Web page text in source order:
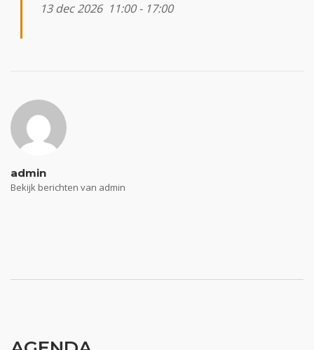
13 dec 2026 11:00- 17:00
admin
Bekijk berichten van admin